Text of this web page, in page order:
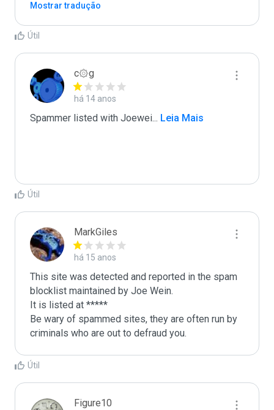
Mostrar tradução
Útil
c۞g
há 14 anos
Spammer listed with Joewei... Leia Mais
Útil
MarkGiles
há 15 anos
This site was detected and reported in the spam
blocklist maintained by Joe Wein.
It is listed at *****
Be wary of spammed sites, they are often run by
criminals who are out to defraud you.
Útil
Figure10